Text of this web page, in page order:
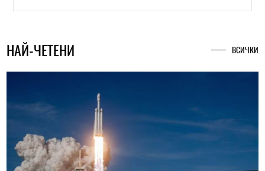
НАЙ-ЧЕТЕНИ ВСИЧКИ